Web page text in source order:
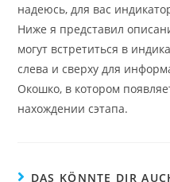
надеюсь, для вас
Ниже я представил
могут встретиться в
слева и сверху для
Окошко, в котором
нахождении сэтапа.
DAS KÖNNTE DIR